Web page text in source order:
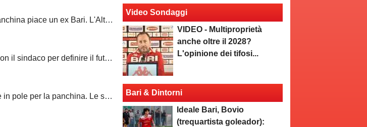
ex Bari. L'Altamura chiede chiarezza al Comune
definire il futuro. Al Monopoli piace Gambale
Le scuse del Molfetta dopo la retrocessione
Video Sondaggi
VIDEO - Multiproprietà
anche oltre il 2028?
L'opinione dei tifosi...
Bari & Dintorni
Ideale Bari, Bovio
(trequartista goleador):